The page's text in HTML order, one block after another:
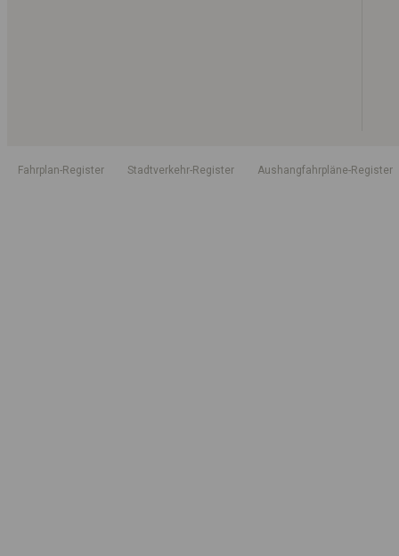
Fahrplan-Register Stadtverkehr-Register Aushangfahrpläne-Register